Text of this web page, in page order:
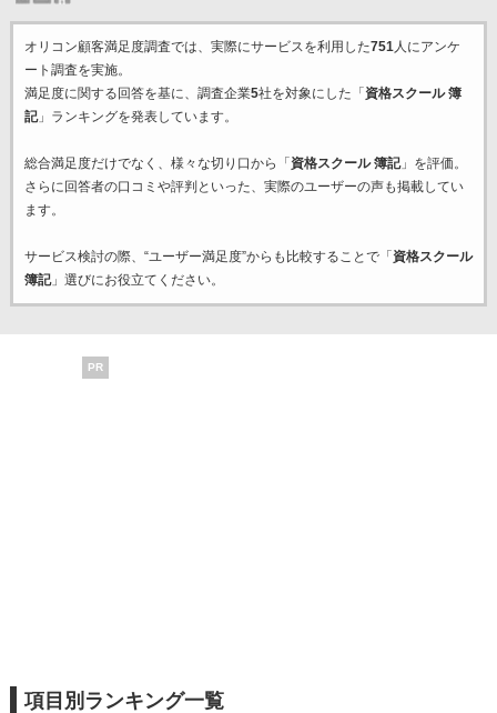
オリコン顧客満足度調査では、実際にサービスを利用した751人にアンケ
ート調査を実施。
満足度に関する回答を基に、調査企業5社を対象にした「 資格スクール 簿
記」ランキングを発表しています。
総合満足度だけでなく、様々な切り口から「 資格スクール 簿記」を評価。
さらに回答者の口コミや評判といった、実際のユーザーの声も掲載してい
ます。
サービス検討の際、“ユーザー満足度”からも比較することで「 資格スクール
簿記」選びにお役立てください。
PR
項目別ランキング一覧